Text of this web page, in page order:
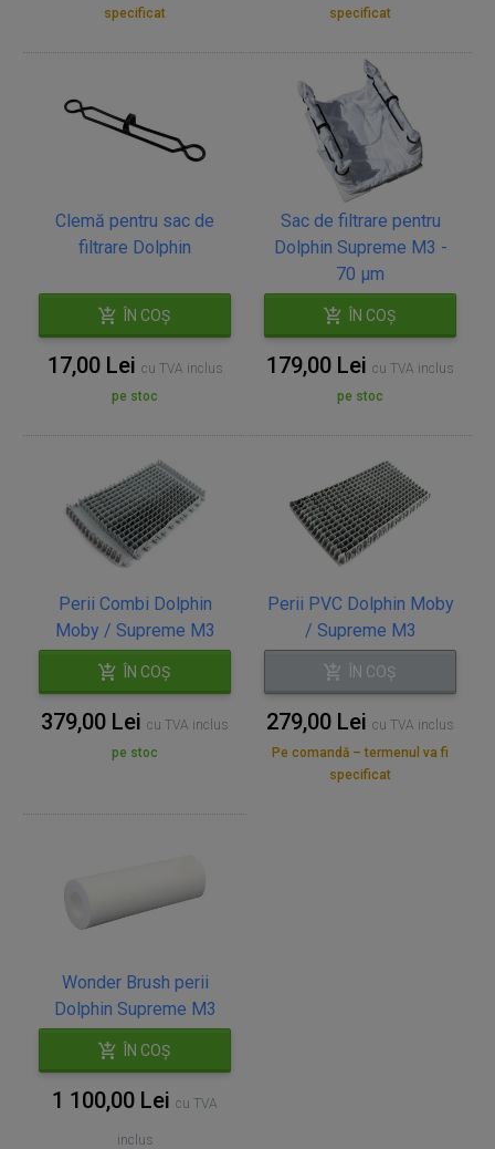
specificat
specificat
Clemă pentru sac de
filtrare Dolphin
ÎN COȘ
17,00 Lei cu TVA inclus
pe stoc
Sac de filtrare pentru
Dolphin Supreme M3 -
70 µm
ÎN COȘ
179,00 Lei cu TVA inclus
pe stoc
Perii Combi Dolphin
Moby / Supreme M3
ÎN COȘ
379,00 Lei cu TVA inclus
pe stoc
Perii PVC Dolphin Moby
/ Supreme M3
ÎN COȘ
279,00 Lei cu TVA inclus
Pe comandă – termenul va fi
specificat
Wonder Brush perii
Dolphin Supreme M3
ÎN COȘ
1 100,00 Lei cu TVA
inclus